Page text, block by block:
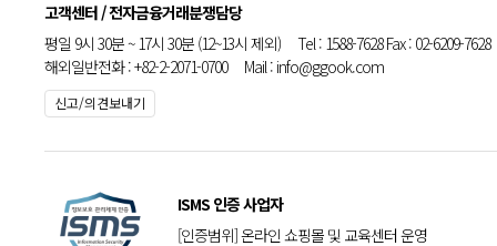
고객센터 / 전자금융거래분쟁담당
평일 9시 30분 ~ 17시 30분 (12~13시 제외) Tel : 1588-7628 Fax : 02-6209-7628
해외일반전화 : +82-2-2071-0700 Mail : info@ggook.com
신고/의견보내기
ISMS 인증 사업자
[인증범위] 온라인 쇼핑몰 및 교육센터 운영